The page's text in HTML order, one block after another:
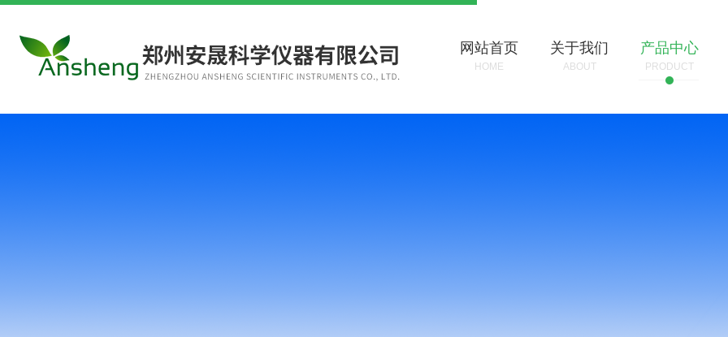
网站首页
HOME
关于我们
ABOUT
产品中心
PRODUCT